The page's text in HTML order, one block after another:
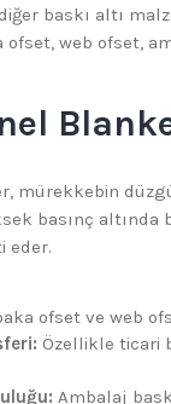
baskı altı
ofset, web ofset,
mürekkebin
basınç
eder.
ofset ve web
Özellikle ticari
Ambalaj